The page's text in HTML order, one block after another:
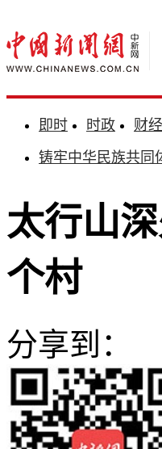
即时 时政 财经
铸牢中华民族共同
太行山
个村
分享到：